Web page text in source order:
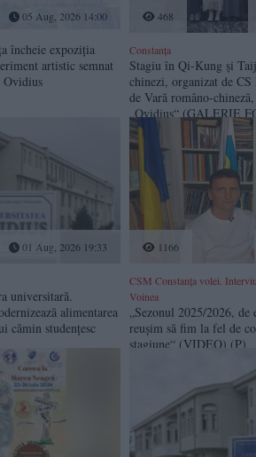
05 Aug, 2026 14:00
încheie expoziția
artistic semnat
Ovidius
468
Constanța
Stagiu în Qi-Kung şi
chinezi, organizat de CS
de Vară româno-
„Ovidius“ (GALERIE
01 Aug, 2026 19:33
universitară.
alimentarea
cămin studențesc
1166
CSM Constanța volei.
Voinea
„Sezonul 2025/2026,
reușim să fim la fel de
stagiune“ (VIDEO) (P)